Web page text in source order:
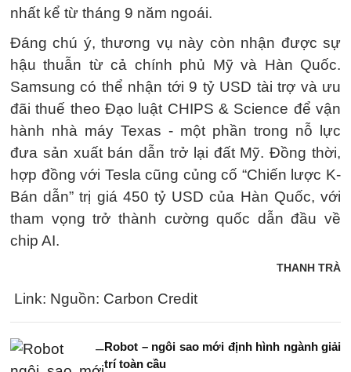
nhất kể từ tháng 9 năm ngoái.
Đáng chú ý, thương vụ này còn nhận được sự
hậu thuẫn từ cả chính phủ Mỹ và Hàn Quốc.
Samsung có thể nhận tới 9 tỷ USD tài trợ và ưu
đãi thuế theo Đạo luật CHIPS & Science để vận
hành nhà máy Texas - một phần trong nỗ lực
đưa sản xuất bán dẫn trở lại đất Mỹ. Đồng thời,
hợp đồng với Tesla cũng củng cố “Chiến lược K-
Bán dẫn” trị giá 450 tỷ USD của Hàn Quốc, với
tham vọng trở thành cường quốc dẫn đầu về
chip AI.
THANH TRÀ
Link: Nguồn: Carbon Credit
Robot – ngôi sao mới định hình ngành giải
trí toàn cầu